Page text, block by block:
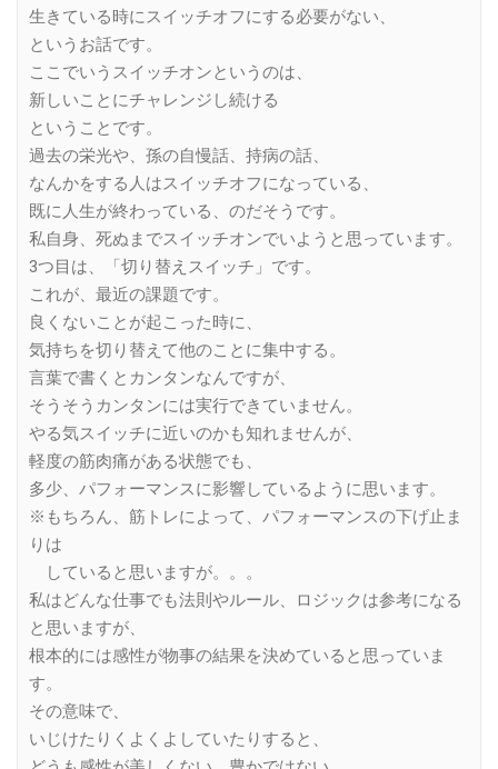
生きている時にスイッチオフにする必要がない、
というお話です。
ここでいうスイッチオンというのは、
新しいことにチャレンジし続ける
ということです。
過去の栄光や、孫の自慢話、持病の話、
なんかをする人はスイッチオフになっている、
既に人生が終わっている、のだそうです。
私自身、死ぬまでスイッチオンでいようと思っています。
3つ目は、「切り替えスイッチ」です。
これが、最近の課題です。
良くないことが起こった時に、
気持ちを切り替えて他のことに集中する。
言葉で書くとカンタンなんですが、
そうそうカンタンには実行できていません。
やる気スイッチに近いのかも知れませんが、
軽度の筋肉痛がある状態でも、
多少、パフォーマンスに影響しているように思います。
※もちろん、筋トレによって、パフォーマンスの下げ止ま
りは
していると思いますが。。。
私はどんな仕事でも法則やルール、ロジックは参考になる
と思いますが、
根本的には感性が物事の結果を決めていると思っていま
す。
その意味で、
いじけたりくよくよしていたりすると、